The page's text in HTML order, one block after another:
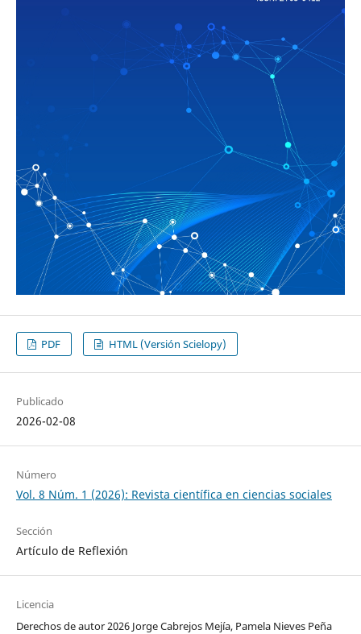
PDF HTML (Versión Scielopy)
Publicado
2026-02-08
Número
Vol. 8 Núm. 1 (2026): Revista científica en ciencias sociales
Sección
Artículo de Reflexión
Licencia
Derechos de autor 2026 Jorge Cabrejos Mejía, Pamela Nieves Peña